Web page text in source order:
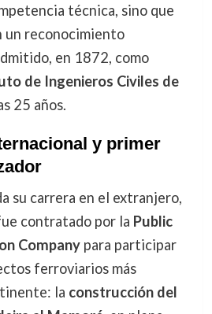
técnica, sino que
un reconocimiento
en 1872, como
de Ingenieros Civiles de
25 años.
y primer
su carrera en el extranjero,
contratado por la Public
Companypara participar
ferroviarios más
la construcción del